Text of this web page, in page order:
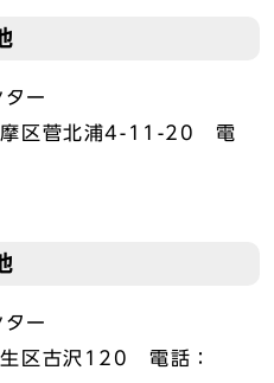
ー
区菅北浦4-11-20 電
ー
区古沢120 電話：